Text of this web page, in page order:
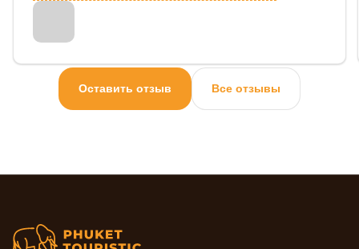
Оставить отзыв Все отзывы